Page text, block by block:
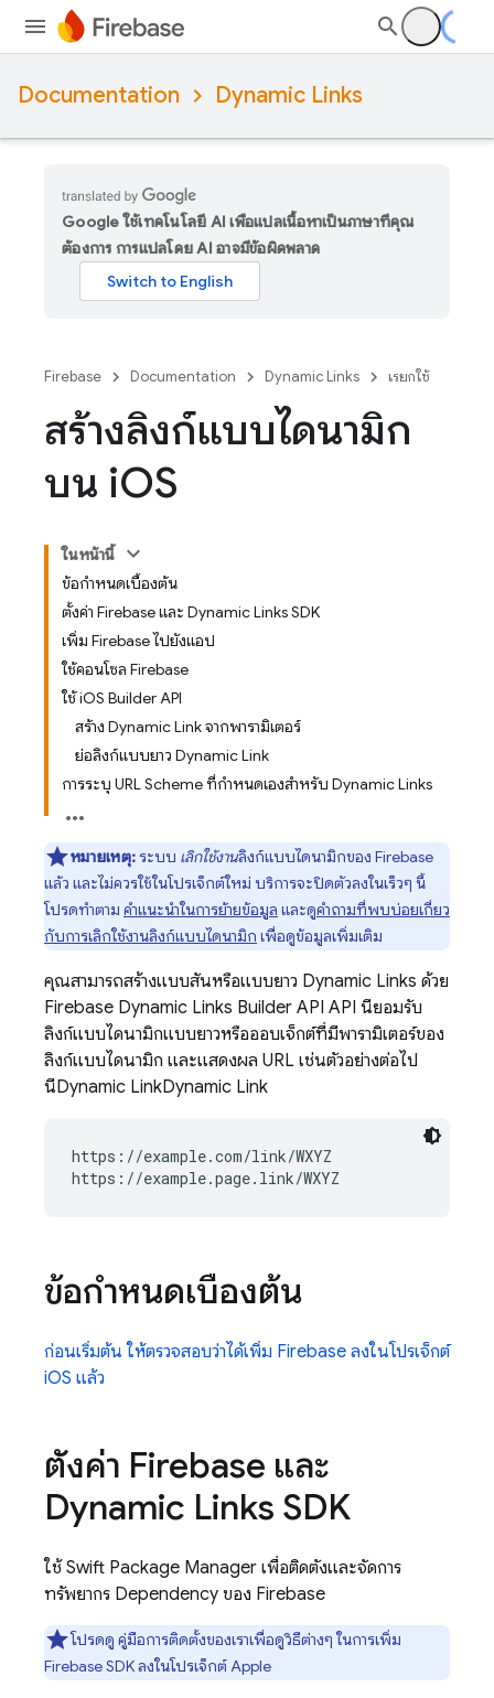
Documentation Dynamic Links
Google ใช้เทคโนโลยี AI เพื่อแปลเนื้อหาเป็นภาษาที่คุณ
ต้องการ การแปลโดย AI อาจมีข้อผิดพลาด
Firebase Documentation Dynamic Links เรียกใช้
สร้างลิงก์แบบไดนามิก
บน iOS
ในหน้านี้
ข้อกำหนดเบื้องต้น
ตั้งค่า Firebase และ Dynamic Links SDK
เพิ่ม Firebase ไปยังแอป
ใช้คอนโซล Firebase
ใช้ iOS Builder API
สร้าง Dynamic Link จากพารามิเตอร์
ย่อลิงก์แบบยาว Dynamic Link
การระบุ URL Scheme ที่กำหนดเองสำหรับ Dynamic Links
หมายเหตุ:ระบบ เลิกใช้งานลิงก์แบบไดนามิกของ Firebase
แล้ว และไม่ควรใช้ในโปรเจ็กต์ใหม่ บริการจะปิดตัวลงในเร็วๆ นี้
โปรดทำตาม คำแนะนำในการย้ายข้อมูล และดูคำถามที่พบบ่อยเกี่ยว
กับการเลิกใช้งานลิงก์แบบไดนามิก เพื่อดูข้อมูลเพิ่มเติม
คุณสามารถสร้างแบบสั้นหรือแบบยาว Dynamic Links ด้วย
Firebase Dynamic Links Builder API API นี้ยอมรับ
ลิงก์แบบไดนามิกแบบยาวหรือออบเจ็กต์ที่มีพารามิเตอร์ของ
ลิงก์แบบไดนามิก และแสดงผล URL เช่นตัวอย่างต่อไป
นี้Dynamic LinkDynamic Link
https://example.com/link/WXYZ
ข้อกำหนดเบื้องต้น
ก่อนเริ่มต้น ให้ตรวจสอบว่าได้เพิ่ม Firebase ลงในโปรเจ็กต์
iOS แล้ว
ตั้งค่า Firebase และ
Dynamic Links SDK
ใช้ Swift Package Manager เพื่อติดตั้งและจัดการ
ทรัพยากร Dependency ของ Firebase
โปรดดู คู่มือการติดตั้งของเราเพื่อดูวิธีต่างๆ ในการเพิ่ม
Firebase SDK ลงในโปรเจ็กต์ Apple